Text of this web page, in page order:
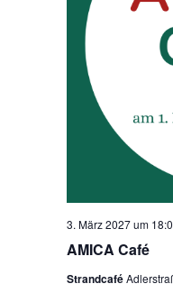
AMICA Café
3. März 2027 um
Strandcafé